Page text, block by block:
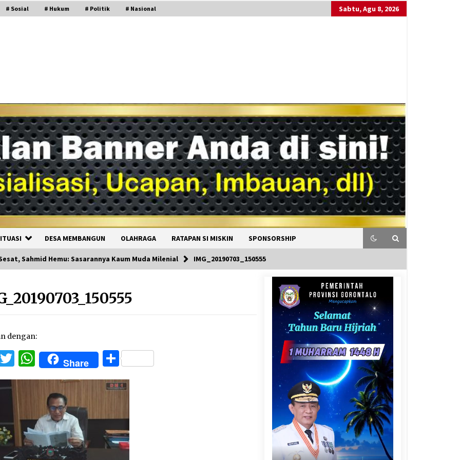
# Sosial # Hukum # Politik # Nasional Sabtu, Agu 8, 2026
DESA MEMBANGUN OLAHRAGA RATAPAN SI MISKIN SPONSORSHIP
Sahmid Hemu: Sasarannya Kaum Muda Milenial IMG_20190703_150555
dengan:
Twitter
WhatsApp
Share Share